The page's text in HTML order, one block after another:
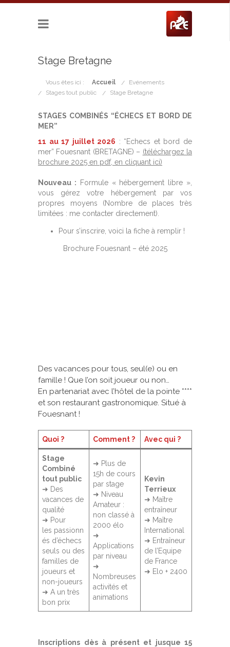
Stage Bretagne
Vous êtes ici : Accueil
Evénements
Stages tout public
Stage Bretagne
STAGES COMBINÉS “ÉCHECS ET BORD DE
MER”
11 au 17 juillet 2026 : “Echecs et bord de
mer” Fouesnant (BRETAGNE) – (téléchargez la
brochure 2025 en pdf, en cliquant ici)
Nouveau : Formule « hébergement libre »,
vous gérez votre hébergement par vos
propres moyens (Nombre de places très
limitées : me contacter directement).
Pour s’inscrire, voici la fiche à remplir !
Brochure Fouesnant – été 2025
Des vacances pour tous, seul(e) ou en
famille ! Que l’on soit joueur ou non…
En partenariat avec l’hôtel de la pointe ****
et son restaurant gastronomique. Situé à
Fouesnant !
Quoi ? Comment ? Avec qui ?
Stage
Combiné
tout public
➜ Des
vacances de
qualité
➜ Pour
les passionn
és d’échecs
seuls ou des
familles de
joueurs et
non-joueurs
➜ A un très
bon prix
➜ Plus de
15h de cours
par stage
➜ Niveau
Amateur :
non classé à
2000 élo
➜
Applications
par niveau
➜
Nombreuses
activités et
animations
Kevin
Terrieux
➜ Maître
entraîneur
➜ Maître
International
➜ Entraîneur
de l’Equipe
de France
➜ Elo + 2400
Inscriptions dès à présent et jusque 15